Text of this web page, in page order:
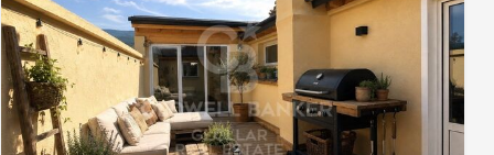
comfortably enjoy the days in the snow. An excellent
opportunity to enjoy the mountains in a privileged
environment. #ref:CBG2181
zu
des
und